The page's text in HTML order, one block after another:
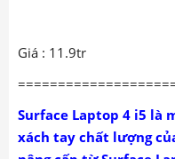
Giá : 11.9tr
Surface Laptop 4 i5 là
xách tay chất lượng